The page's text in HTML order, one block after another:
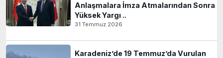
Anlaşmalara İmza Atmalarından Sonra
Yüksek Yargı ..
31 Temmuz 2026
Karadeniz’de 19 Temmuz’da Vurulan